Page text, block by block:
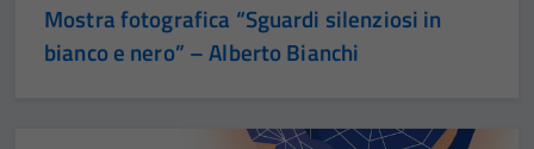
Mostra fotografica “Sguardi silenziosi in
bianco e nero” – Alberto Bianchi